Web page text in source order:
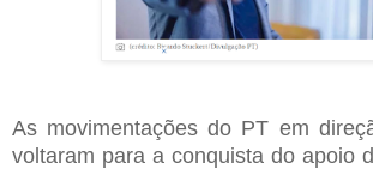
As movimentações do PT em
voltaram para a conquista do apoio